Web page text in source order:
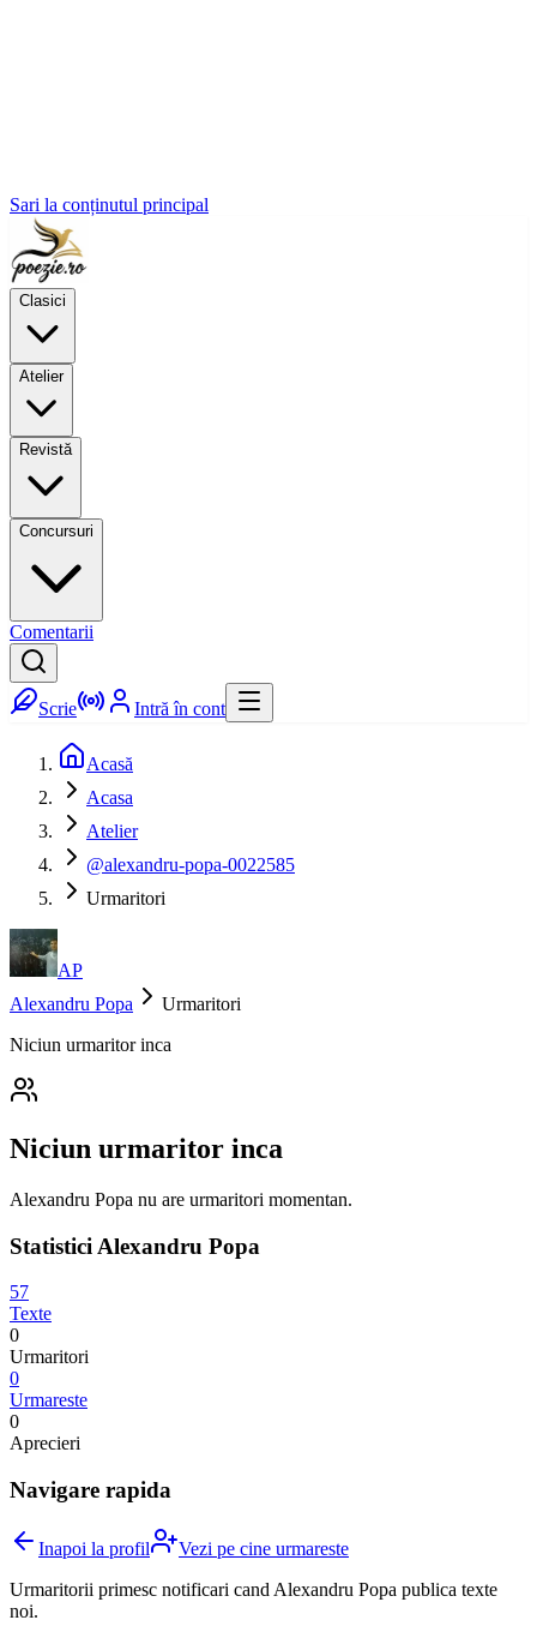
Sari la conținutul principal
Clasici
Atelier
Revistă
Concursuri
Comentarii
Scrie Intră în cont
Acasă
Acasa
Atelier
@alexandru-popa-0022585
Urmaritori
AP
Alexandru Popa
Urmaritori
Niciun urmaritor inca
Niciun urmaritor inca
Alexandru Popa nu are urmaritori momentan.
Statistici Alexandru Popa
57
Texte
0
Urmaritori
0
Urmareste
0
Aprecieri
Navigare rapida
Inapoi la profil
Vezi pe cine urmareste
Urmaritorii primesc notificari cand Alexandru Popa publica texte
noi.